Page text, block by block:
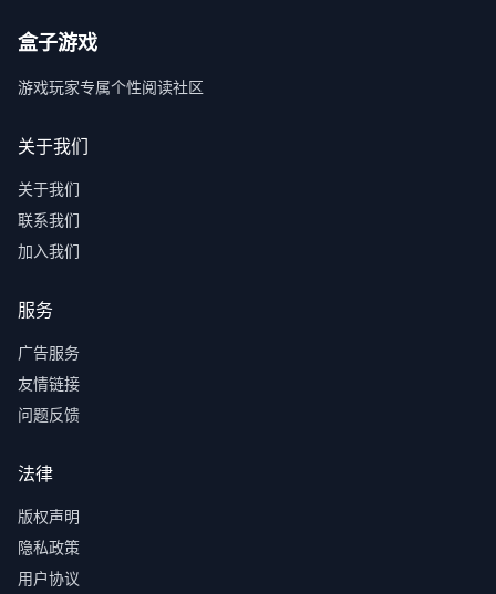
盒子游戏
游戏玩家专属个性阅读社区
关于我们
关于我们
联系我们
加入我们
服务
广告服务
友情链接
问题反馈
法律
版权声明
隐私政策
用户协议